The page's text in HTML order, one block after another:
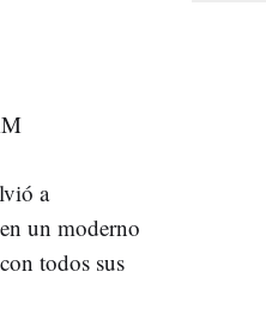
a
un moderno
todos sus